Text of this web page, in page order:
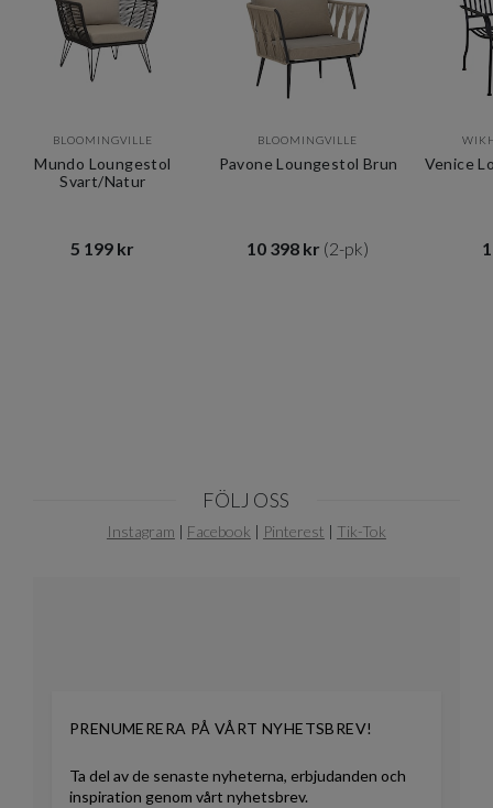
BLOOMINGVILLE
Mundo Loungestol
Svart/Natur
5 199 kr​​
BLOOMINGVILLE
Pavone Loungestol Brun
10 398 kr​​ (2-pk)
Venice
FÖLJ OSS
Instagram | Facebook | Pinterest | Tik-Tok
PRENUMERERA PÅ VÅRT NYHETSBREV!
Ta del av de senaste nyheterna, erbjudanden och
inspiration genom vårt nyhetsbrev.